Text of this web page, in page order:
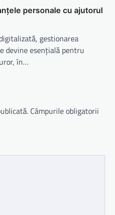
personale cu ajutorul
gestionarea
devine esențială pentru
în…
Câmpurile obligatorii